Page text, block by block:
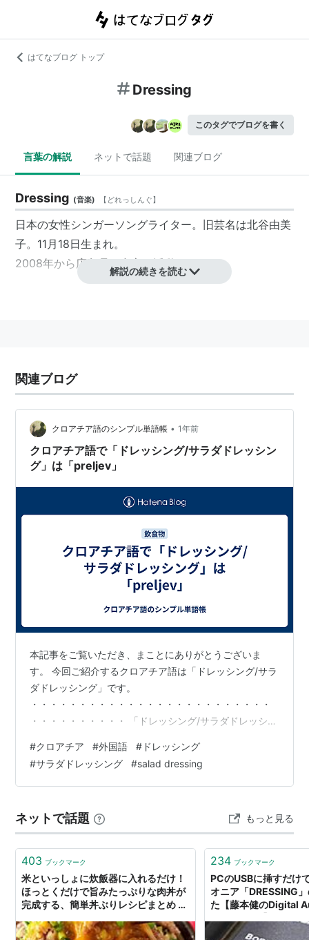
はてなブログ トップ
Dressing
このタグでブログを書く
言葉の解説 ネットで話題 関連ブログ
Dressing (音楽) 【どれっしんぐ】
日本の女性シンガーソングライター。旧芸名は北谷由美
子。11月18日生まれ。
2008年から広島県を中心に活動している。
解説の続きを読む
関連ブログ
クロアチア語のシンプル単語帳 • 1年前
クロアチア語で「ドレッシング/サラダドレッシン
グ」は「preljev」
本記事をご覧いただき、まことにありがとうございま
す。 今回ご紹介するクロアチア語は「ドレッシング/サラ
ダドレッシング」です。
・・・・・・・・・・・・・・・・・・・・・・・・・
・・・・・・・・・・ 「ドレッシング/サラダドレッシン
dressing」
・・・・・・・・・・・・・・・・・・・・・・・・・
・・・・・・・・・・ 〔例文〕 「サラダドレッシングは
salatu postoji?」 (コリコ ヴルスタ プレリィエヴァ ザ サ
ラトゥ ポストィ) ⇔「How …
#クロアチア #外国語 # ドレッシング
#サラダドレッシング #salad dressing
ネットで話題 もっと見る
403 ブックマーク
米といっしょに炊飯器に入れるだけ！
ほっとくだけで旨みたっぷりな肉丼が
完成する、簡単丼ぶりレシピまとめ -
234 ブックマーク
PCのUSBに挿すだけ
オニア「DRESSING
た【藤本健のDigital